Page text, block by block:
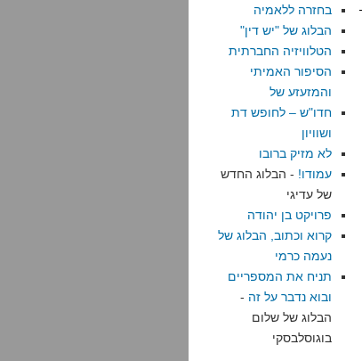
בחזרה ללאמיה
הבלוג של "יש דין"
הטלוויזיה החברתית
הסיפור האמיתי
והמזעזע של
חדו"ש – לחופש דת
ושוויון
לא מזיק ברובו
עמודו! - הבלוג החדש
של עדיגי
פרויקט בן יהודה
קרוא וכתוב, הבלוג של
נעמה כרמי
תניח את המספריים
ובוא נדבר על זה -
הבלוג של שלום
בוגוסלבסקי